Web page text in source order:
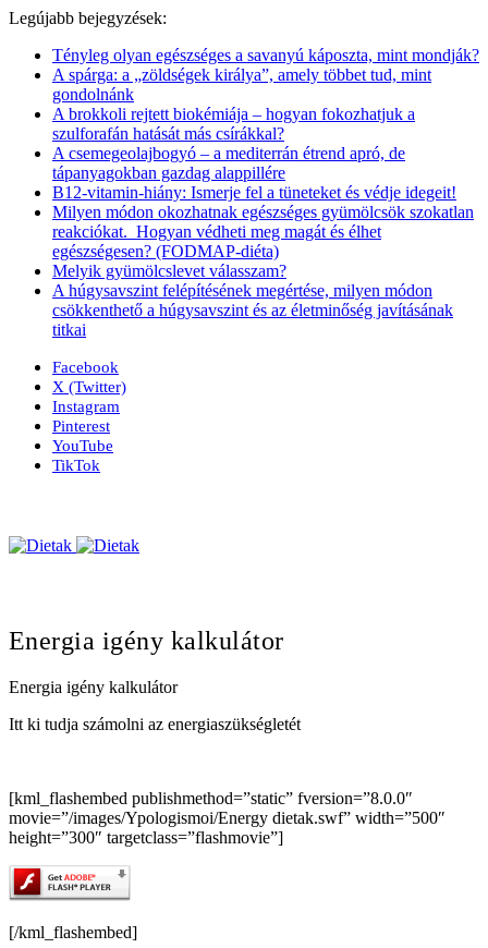
Legújabb bejegyzések:
Tényleg olyan egészséges a savanyú káposzta, mint mondják?
A spárga: a „zöldségek királya”, amely többet tud, mint
gondolnánk
A brokkoli rejtett biokémiája – hogyan fokozhatjuk a
szulforafán hatását más csírákkal?
A csemegeolajbogyó – a mediterrán étrend apró, de
tápanyagokban gazdag alappillére
B12-vitamin-hiány: Ismerje fel a tüneteket és védje idegeit!
Milyen módon okozhatnak egészséges gyümölcsök szokatlan
reakciókat. Hogyan védheti meg magát és élhet
egészségesen? (FODMAP-diéta)
Melyik gyümölcslevet válasszam?
A húgysavszint felépítésének megértése, milyen módon
csökkenthető a húgysavszint és az életminőség javításának
titkai
Facebook
X (Twitter)
Instagram
Pinterest
YouTube
TikTok
Energia igény kalkulátor
Energia igény kalkulátor
Itt ki tudja számolni az energiaszükségletét
[kml_flashembed publishmethod=”static” fversion=”8.0.0″
movie=”/images/Ypologismoi/Energy dietak.swf” width=”500″
height=”300″ targetclass=”flashmovie”]
[/kml_flashembed]